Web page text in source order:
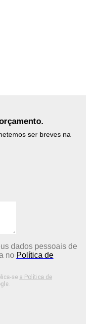
ser breves na
dados pessoais de
no Política de
se a Política de